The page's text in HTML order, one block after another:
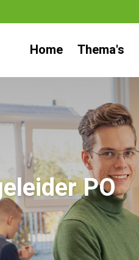
Home Thema's
PO